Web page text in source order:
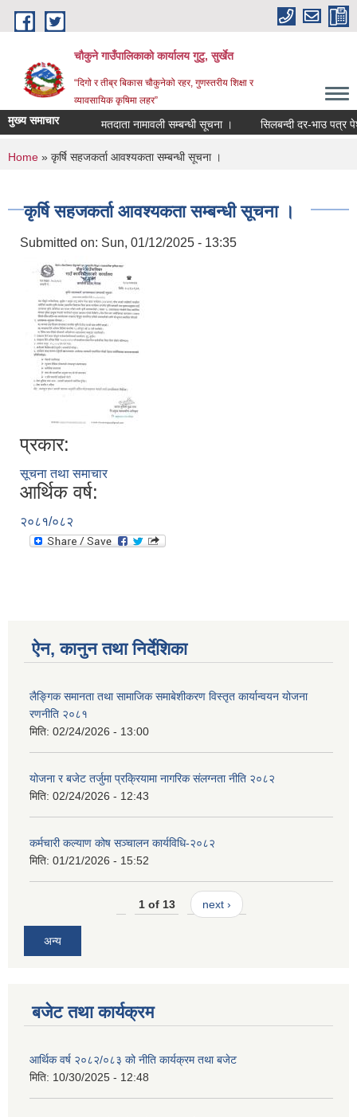
Skip to main content
चौकुने गाउँपालिकाकाे कार्यालय गुटु, सुर्खेत
“दिगो र तीब्र बिकास चौकुनेको रहर, गुणस्तरीय शिक्षा र
व्यावसायिक कृषिमा लहर”
मुख्य समाचार मतदाता नामावली सम्बन्धी सूचना । सिलबन्दी दर-भाउ पत्र पेश
You are here
Home » कृर्षि सहजकर्ता आवश्यकता सम्बन्धी सूचना ।
कृर्षि सहजकर्ता आवश्यकता सम्बन्धी सूचना ।
Submitted on: Sun, 01/12/2025 - 13:35
प्रकार:
सूचना तथा समाचार
आर्थिक वर्ष:
२०८१/०८२
ऐन, कानुन तथा निर्देशिका
लैङ्गिक समानता तथा सामाजिक समाबेशीकरण विस्तृत कार्यान्वयन योजना
रणनीति २०८१
मिति: 02/24/2026 - 13:00
योजना र बजेट तर्जुमा प्रक्रियामा नागरिक संलग्नता नीति २०८२
मिति: 02/24/2026 - 12:43
कर्मचारी कल्याण कोष सञ्चालन कार्यविधि-२०८२
मिति: 01/21/2026 - 15:52
1 of 13 next ›
अन्य
बजेट तथा कार्यक्रम
आर्थिक वर्ष २०८२/०८३ को नीति कार्यक्रम तथा बजेट
मिति: 10/30/2025 - 12:48